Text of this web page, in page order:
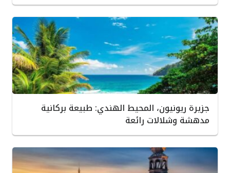
جزيرة ريونيون، المحيط الهندي: طبيعة بركانية
مدهشة وشلالات رائعة